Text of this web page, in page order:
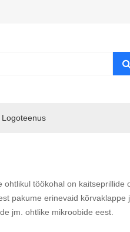
Logoteenus
töökohal on kaitseprillide
pakume erinevaid kõrvaklappe
jm. ohtlike mikroobide eest.